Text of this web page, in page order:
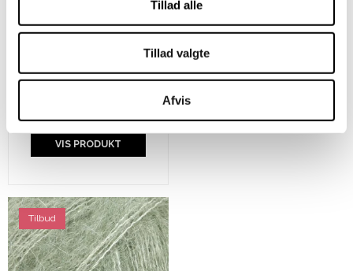
Tillad alle
Tillad valgte
Afvis
Karen Klarbæk 8/4 -
20,00 DKK
VIS PRODUKT
Tilbud